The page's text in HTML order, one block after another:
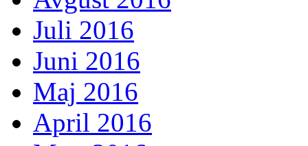
Juli 2016
Juni 2016
Maj 2016
April 2016